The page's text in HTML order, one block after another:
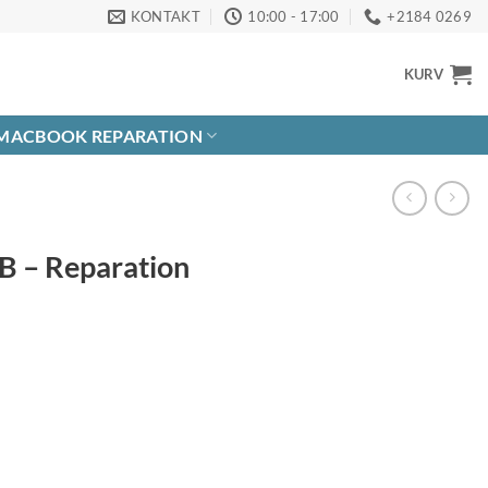
KONTAKT 10:00 - 17:00 +2184 0269
KURV
REPARATION
– Reparation